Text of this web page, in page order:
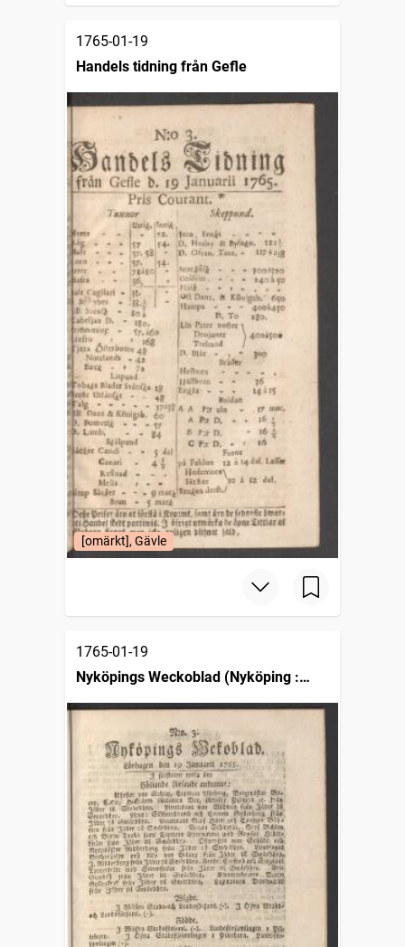
1765-01-19
Handels tidning från Gefle
[omärkt], Gävle
1765-01-19
Nyköpings Weckoblad (Nyköping :